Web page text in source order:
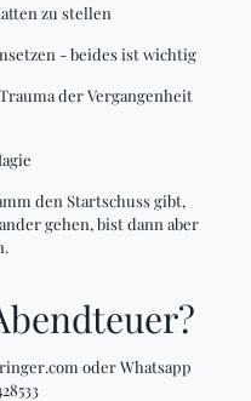
zu stellen
- beides ist wichtig
der Vergangenheit
den Startschuss gibt,
gehen, bist dann aber
oder Whatsapp